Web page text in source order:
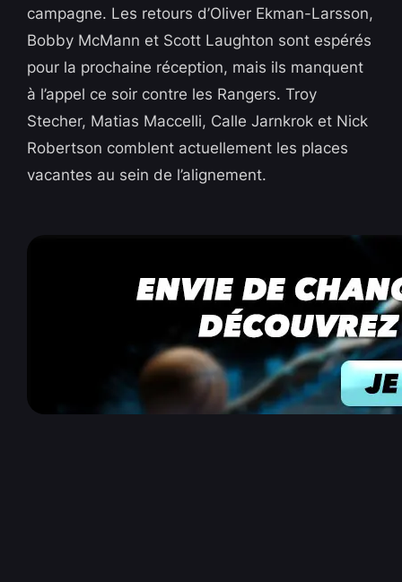
campagne. Les retours d’Oliver Ekman-Larsson,
Bobby McMann et Scott Laughton sont espérés
pour la prochaine réception, mais ils manquent
à l’appel ce soir contre les Rangers. Troy
Stecher, Matias Maccelli, Calle Jarnkrok et Nick
Robertson comblent actuellement les places
vacantes au sein de l’alignement.